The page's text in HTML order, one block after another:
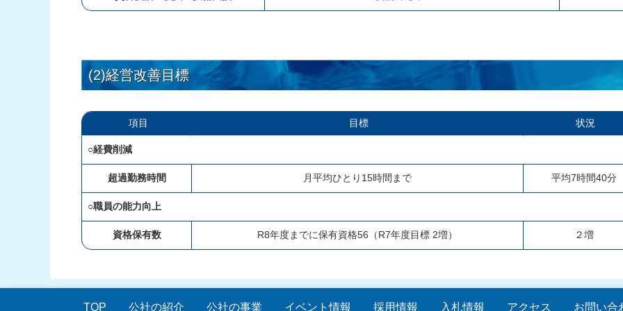
(2)経営改善目標
項目 目標 状況
○経費削減
超過勤務時間 月平均ひとり15時間まで 平均7時間40分
○職員の能力向上
資格保有数 R8年度までに保有資格56（R7年度目標 2増） ２増
TOP 公社の紹介 公社の事業 イベント情報 採用情報 入札情報 アクセス お問い合